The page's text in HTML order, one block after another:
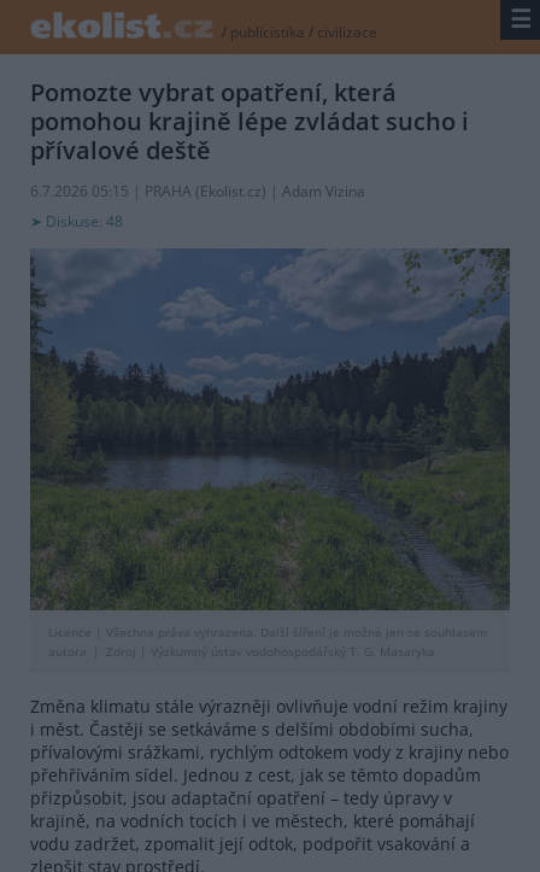
/ publicistika / civilizace ☰
Pomozte vybrat opatření, která
pomohou krajině lépe zvládat sucho i
přívalové deště
6.7.2026 05:15 | PRAHA (Ekolist.cz) | Adam Vizina
Diskuse: 48
Licence |
Všechna práva vyhrazena. Další šíření je možné jen se souhlasem
autora
Zdroj | Výzkumný ústav vodohospodářský T. G. Masaryka
Změna klimatu stále výrazněji ovlivňuje vodní režim krajiny
i měst. Častěji se setkáváme s delšími obdobími sucha,
přívalovými srážkami, rychlým odtokem vody z krajiny nebo
přehříváním sídel. Jednou z cest, jak se těmto dopadům
přizpůsobit, jsou adaptační opatření – tedy úpravy v
krajině, na vodních tocích i ve městech, které pomáhají
vodu zadržet, zpomalit její odtok, podpořit vsakování a
zlepšit stav prostředí.